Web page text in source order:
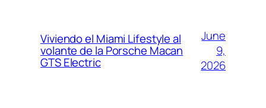
Viviendo el Miami Lifestyle al
volante de la Porsche Macan
GTS Electric
June
9,
2026